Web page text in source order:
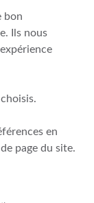
bon
Ils nous
en
page du site.